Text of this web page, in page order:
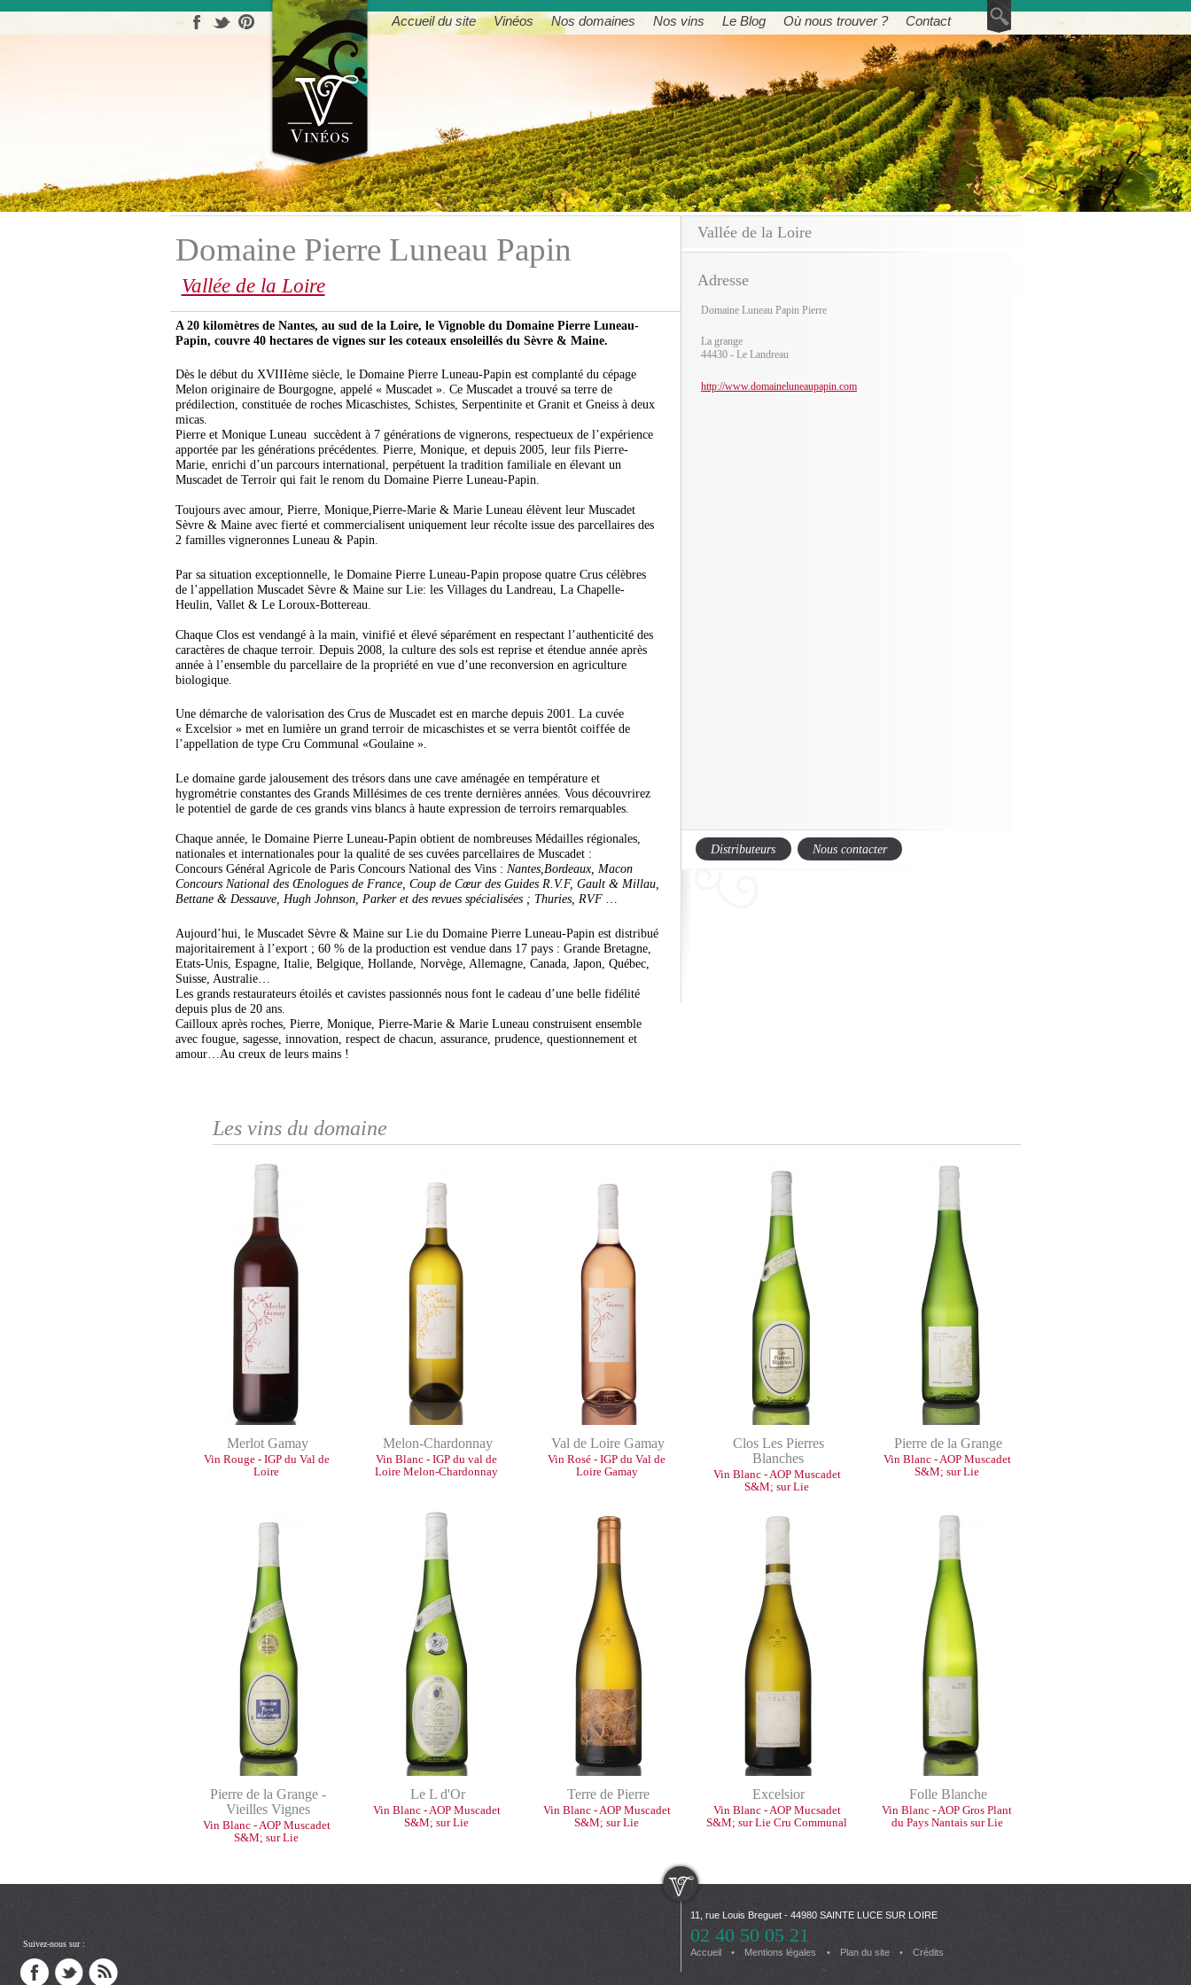
Afficher la zone de rechercher
Accueil du site
Vinéos Nos domaines Nos vins Le Blog Où nous trouver ? Contact
Domaine Pierre Luneau Papin
Vallée de la Loire
A 20 kilomètres de Nantes, au sud de la Loire, le Vignoble du Domaine Pierre Luneau-
Papin, couvre 40 hectares de vignes sur les coteaux ensoleillés du Sèvre & Maine.
Dès le début du XVIIIème siècle, le Domaine Pierre Luneau-Papin est complanté du cépage
Melon originaire de Bourgogne, appelé « Muscadet ». Ce Muscadet a trouvé sa terre de
prédilection, constituée de roches Micaschistes, Schistes, Serpentinite et Granit et Gneiss à deux
micas.
Pierre et Monique Luneau succèdent à 7 générations de vignerons, respectueux de l’expérience
apportée par les générations précédentes. Pierre, Monique, et depuis 2005, leur fils Pierre-
Marie, enrichi d’un parcours international, perpétuent la tradition familiale en élevant un
Muscadet de Terroir qui fait le renom du Domaine Pierre Luneau-Papin.
Toujours avec amour, Pierre, Monique,Pierre-Marie & Marie Luneau élèvent leur Muscadet
Sèvre & Maine avec fierté et commercialisent uniquement leur récolte issue des parcellaires des
2 familles vigneronnes Luneau & Papin.
Par sa situation exceptionnelle, le Domaine Pierre Luneau-Papin propose quatre Crus célèbres
de l’appellation Muscadet Sèvre & Maine sur Lie: les Villages du Landreau, La Chapelle-
Heulin, Vallet & Le Loroux-Bottereau.
Chaque Clos est vendangé à la main, vinifié et élevé séparément en respectant l’authenticité des
caractères de chaque terroir. Depuis 2008, la culture des sols est reprise et étendue année après
année à l’ensemble du parcellaire de la propriété en vue d’une reconversion en agriculture
biologique.
Une démarche de valorisation des Crus de Muscadet est en marche depuis 2001. La cuvée
« Excelsior » met en lumière un grand terroir de micaschistes et se verra bientôt coiffée de
l’appellation de type Cru Communal «Goulaine ».
Le domaine garde jalousement des trésors dans une cave aménagée en température et
hygrométrie constantes des Grands Millésimes de ces trente dernières années. Vous découvrirez
le potentiel de garde de ces grands vins blancs à haute expression de terroirs remarquables.
Chaque année, le Domaine Pierre Luneau-Papin obtient de nombreuses Médailles régionales,
nationales et internationales pour la qualité de ses cuvées parcellaires de Muscadet :
Concours Général Agricole de Paris Concours National des Vins : Nantes,Bordeaux, Macon
Concours National des Œnologues de France, Coup de Cœur des Guides R.V.F, Gault & Millau,
Bettane & Dessauve, Hugh Johnson, Parker et des revues spécialisées ; Thuries, RVF …
Aujourd’hui, le Muscadet Sèvre & Maine sur Lie du Domaine Pierre Luneau-Papin est distribué
majoritairement à l’export ; 60 % de la production est vendue dans 17 pays : Grande Bretagne,
Etats-Unis, Espagne, Italie, Belgique, Hollande, Norvège, Allemagne, Canada, Japon, Québec,
Suisse, Australie…
Les grands restaurateurs étoilés et cavistes passionnés nous font le cadeau d’une belle fidélité
depuis plus de 20 ans.
Cailloux après roches, Pierre, Monique, Pierre-Marie & Marie Luneau construisent ensemble
avec fougue, sagesse, innovation, respect de chacun, assurance, prudence, questionnement et
amour…Au creux de leurs mains !
Vallée de la Loire
Adresse
Domaine Luneau Papin Pierre
La grange
44430 - Le Landreau
http://www.domaineluneaupapin.com
Distributeurs Nous contacter
Les vins du domaine
Merlot Gamay
Vin Rouge - IGP du Val de
Loire
Melon-Chardonnay
Vin Blanc - IGP du val de
Loire Melon-Chardonnay
Val de Loire Gamay
Vin Rosé - IGP du Val de
Loire Gamay
Clos Les Pierres
Blanches
Vin Blanc - AOP Muscadet
S&M; sur Lie
Pierre de la Grange
Vin Blanc - AOP Muscadet
S&M; sur Lie
Pierre de la Grange -
Vieilles Vignes
Vin Blanc - AOP Muscadet
S&M; sur Lie
Le L d'Or
Vin Blanc - AOP Muscadet
S&M; sur Lie
Terre de Pierre
Vin Blanc - AOP Muscadet
S&M; sur Lie
Excelsior
Vin Blanc - AOP Mucsadet
S&M; sur Lie Cru Communal
Folle Blanche
Vin Blanc - AOP Gros Plant
du Pays Nantais sur Lie
11, rue Louis Breguet - 44980 SAINTE LUCE SUR LOIRE
02 40 50 05 21
Accueil Mentions légales Plan du site Crédits
Suivez-nous sur :